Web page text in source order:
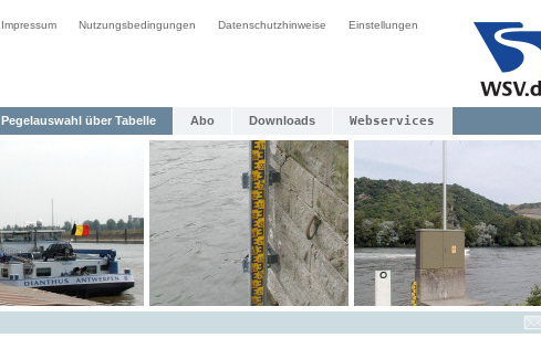
Impressum Nutzungsbedingungen Datenschutzhinweise Einstellungen
Pegelauswahl über Tabelle Abo Downloads Webservices